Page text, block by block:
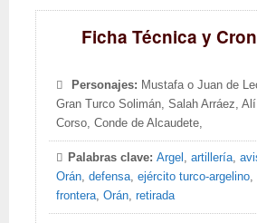
Ficha Técnica y
Personajes: Mustafa o Juan de
Gran Turco Solimán, Salah Arráez,
Corso, Conde de Alcaudete,
Palabras clave:Argel ,artillería,
Orán,defensa,ejército turco-argelino,
frontera,Orán,retirada